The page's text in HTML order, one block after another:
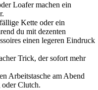
Loafer machen ein
Kette oder ein
du mit dezenten
einen legeren Eindruck
Trick, der sofort mehr
Arbeitstasche am Abend
Clutch.